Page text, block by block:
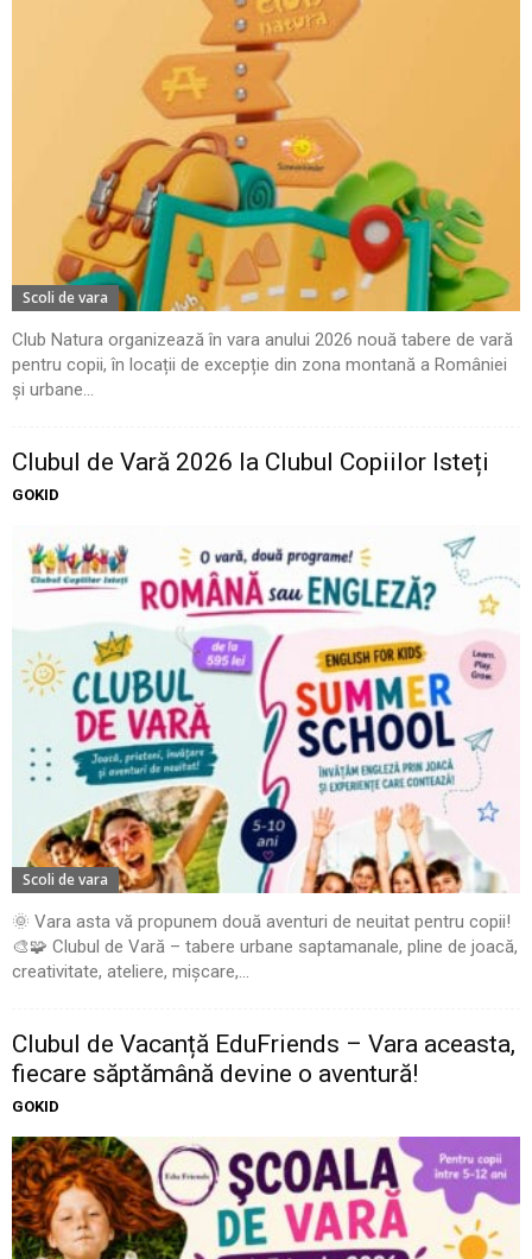
Scoli de vara
Club Natura organizează în vara anului 2026 nouă tabere de vară
pentru copii, în locații de excepție din zona montană a României
și urbane...
Clubul de Vară 2026 la Clubul Copiilor Isteți
GOKID
Scoli de vara
🌞 Vara asta vă propunem două aventuri de neuitat pentru copii!
🎨🧩 Clubul de Vară – tabere urbane saptamanale, pline de joacă,
creativitate, ateliere, mișcare,...
Clubul de Vacanță EduFriends – Vara aceasta,
fiecare săptămână devine o aventură!
GOKID